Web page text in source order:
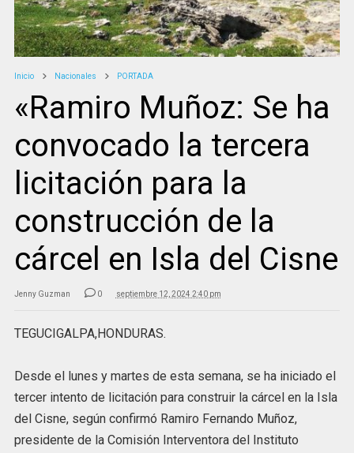
Inicio Nacionales PORTADA
«Ramiro Muñoz: Se ha
convocado la tercera
licitación para la
construcción de la
cárcel en Isla del Cisne
Jenny Guzman 0 septiembre 12, 2024 2:40 pm
TEGUCIGALPA,HONDURAS.
Desde el lunes y martes de esta semana, se ha iniciado el
tercer intento de licitación para construir la cárcel en la Isla
del Cisne, según confirmó Ramiro Fernando Muñoz,
presidente de la Comisión Interventora del Instituto